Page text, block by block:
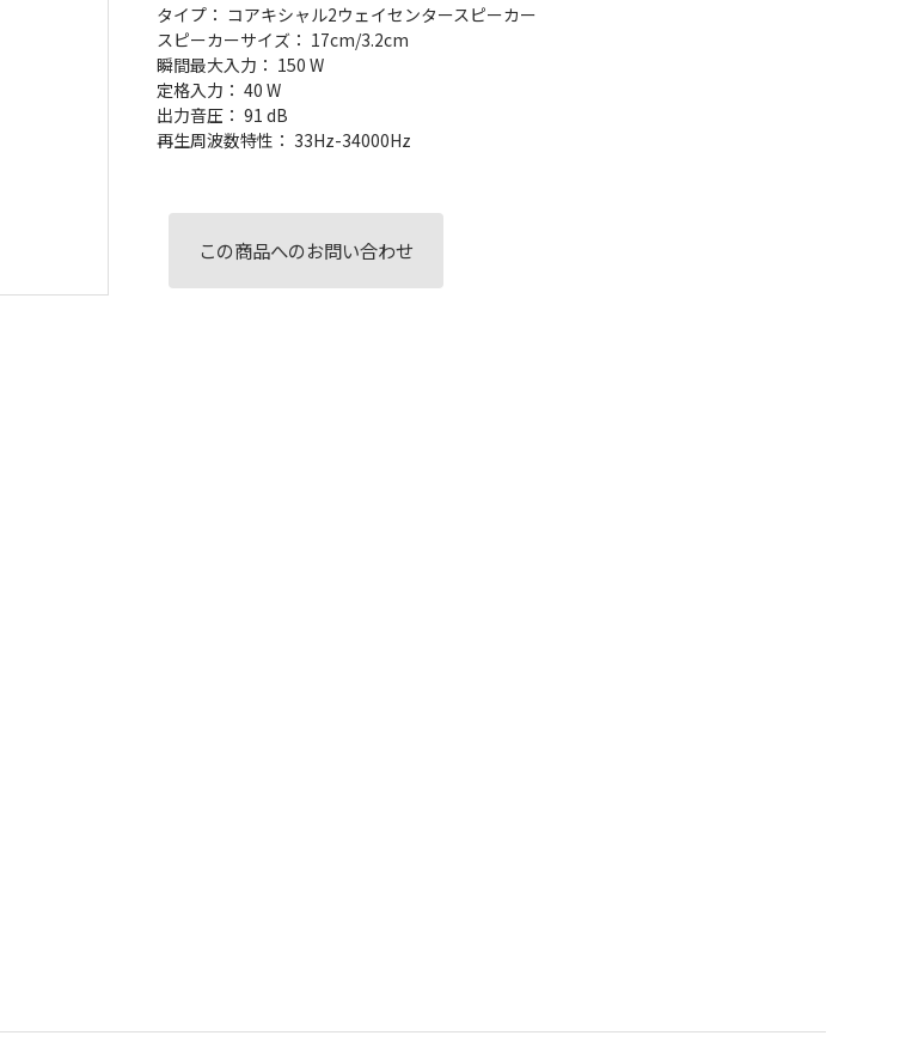
タイプ： コアキシャル2ウェイセンタースピーカー
スピーカーサイズ： 17cm/3.2cm
瞬間最大入力： 150 W
定格入力： 40 W
出力音圧： 91 dB
再生周波数特性： 33Hz-34000Hz
この商品へのお問い合わせ